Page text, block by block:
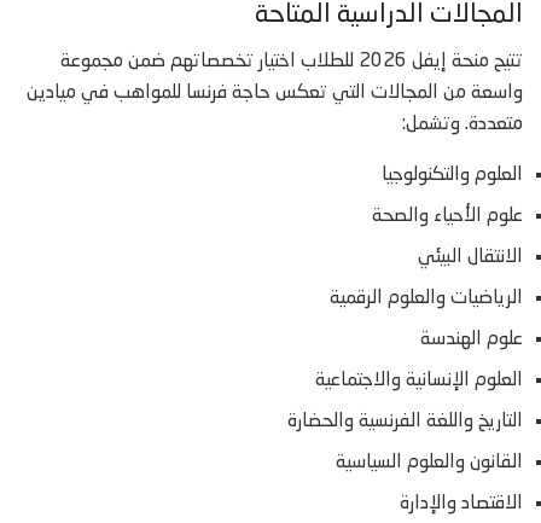
المجالات الدراسية المتاحة
تتيح منحة إيفل 2026 للطلاب اختيار تخصصاتهم ضمن مجموعة
واسعة من المجالات التي تعكس حاجة فرنسا للمواهب في ميادين
متعددة. وتشمل:
العلوم والتكنولوجيا
علوم الأحياء والصحة
الانتقال البيئي
الرياضيات والعلوم الرقمية
علوم الهندسة
العلوم الإنسانية والاجتماعية
التاريخ واللغة الفرنسية والحضارة
القانون والعلوم السياسية
الاقتصاد والإدارة